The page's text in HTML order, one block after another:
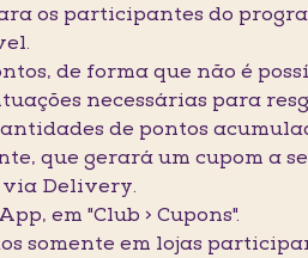
os participantes do
de forma que não é
necessárias para
de pontos
que gerará um cupom a
via Delivery.
em "Club > Cupons".
somente em lojas